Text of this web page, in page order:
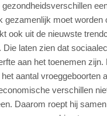
gezamenlijk moet worden
ook uit de nieuwste
Die laten zien dat
aan het toenemen zijn.
aantal vroeggeboorten
verschillen
Daarom roept hij